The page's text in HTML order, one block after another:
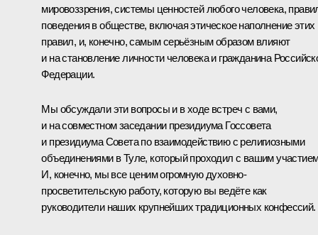
мировоззрения, системы ценностей любого человека,
поведения в обществе, включая этическое наполнение этих
правил, и, конечно, самым серьёзным образом влияют
и на становление личности человека и гражданина
Федерации.
Мы обсуждали эти вопросы и в ходе встреч с вами,
и на совместном заседании президиума Госсовета
и президиума Совета по взаимодействию с религиозными
объединениями в Туле, который проходил с вашим
И, конечно, мы все ценим огромную духовно-
просветительскую работу, которую вы ведёте как
руководители наших крупнейших традиционных конфессий.